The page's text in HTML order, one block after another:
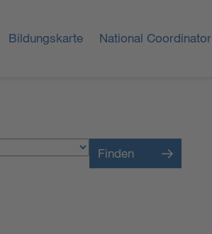
Bildungskarte National Coordinator
Finden